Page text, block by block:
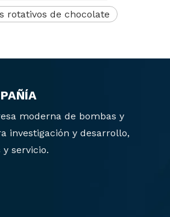
rotativos de chocolate
moderna de bombas y
investigación y desarrollo,
servicio.